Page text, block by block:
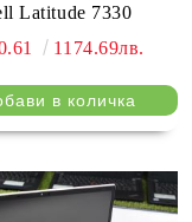
Latitude 7330
1174.69лв.